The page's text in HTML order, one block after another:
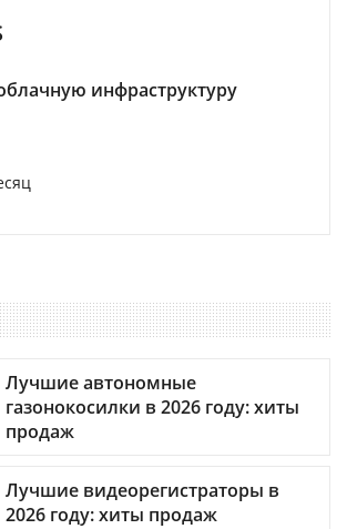
инфраструктуру
Лучшие автономные
газонокосилки в 2026 году: хиты
продаж
Лучшие видеорегистраторы в
2026 году: хиты продаж